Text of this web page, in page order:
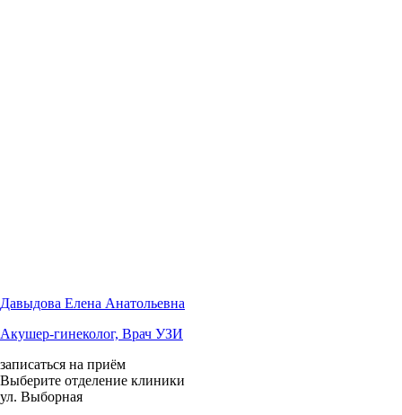
Давыдова Елена Анатольевна
Акушер-гинеколог, Врач УЗИ
записаться на приём
Выберите отделение клиники
ул. Выборная